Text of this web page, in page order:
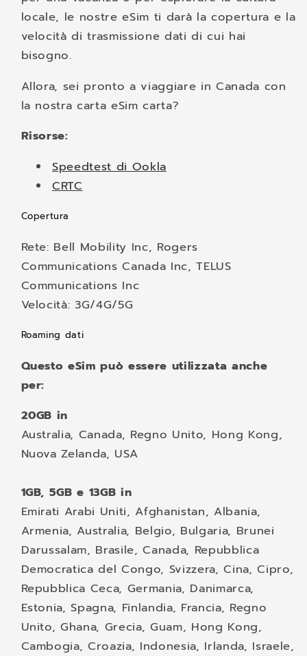
locale, le nostre eSim ti darà la copertura e la
velocità di trasmissione dati di cui hai
bisogno.
Allora, sei pronto a viaggiare in Canada con
la nostra carta eSim carta?
Risorse:
Speedtest di Ookla
CRTC
Copertura
Rete: Bell Mobility Inc, Rogers
Communications Canada Inc, TELUS
Communications Inc
Velocità: 3G/4G/5G
Roaming dati
Questo eSim può essere utilizzata anche
per:
20GB in
Australia, Canada, Regno Unito, Hong Kong,
Nuova Zelanda, USA
1GB, 5GB e 13GB in
Emirati Arabi Uniti, Afghanistan, Albania,
Armenia, Australia, Belgio, Bulgaria, Brunei
Darussalam, Brasile, Canada, Repubblica
Democratica del Congo, Svizzera, Cina, Cipro,
Repubblica Ceca, Germania, Danimarca,
Estonia, Spagna, Finlandia, Francia, Regno
Unito, Ghana, Grecia, Guam, Hong Kong,
Cambogia, Croazia, Indonesia, Irlanda, Israele,